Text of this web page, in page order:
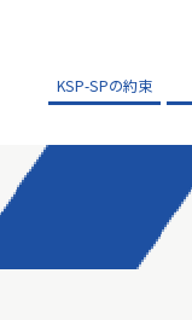
KSP-SPの約束